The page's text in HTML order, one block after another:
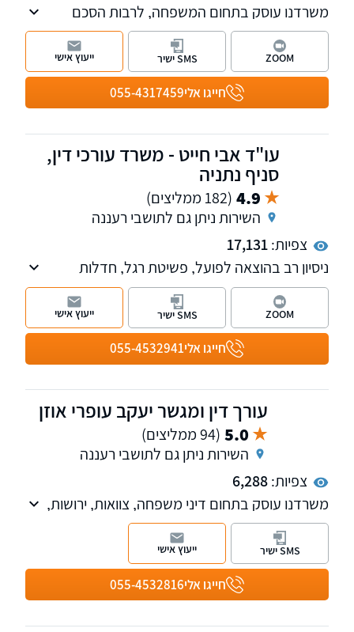
משרדנו עוסק בתחום המשפחה, לרבות הסכם
גירושים, מזונות, אפוטרופסות, דיני הגירה הסדרת
מעמד ומשפט מנהלי. למשרד שלוחות בפתח
תקווה ובראש העין.
חייגו אלי055-4317459
ZOOM SMS ישיר ייעוץ אישי
עו"ד אבי חייט - משרד עורכי דין,
סניף נתניה
4.9 (182 ממליצים)
השירות ניתן גם לתושבי רעננה
צפיות:17,131
ניסיון רב בהוצאה לפועל, פשיטת רגל, חדלות
פירעון, מחיקת חובות, משפט אזרחי ומסחרי, דיני
ירושה, ניהול סכסוכים בהליכי גישור ובוררות,
ערעורים מורכבים והסדרי חובות ללא חדלות
פירעון.
חייגו אלי055-4532941
ZOOM SMS ישיר ייעוץ אישי
עורך דין ומגשר יעקב עופרי אוזן
5.0 (94 ממליצים)
השירות ניתן גם לתושבי רעננה
צפיות:6,288
משרדנו עוסק בתחום דיני משפחה, צוואות, ירושות,
יפויי כח מתמשך, ידועים בציבור וכו'
חייגו אלי055-4532816
SMS ישיר ייעוץ אישי